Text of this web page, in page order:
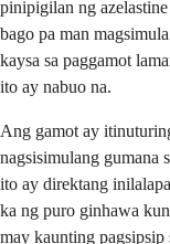
pinipigilan ng
bago pa man
kaysa sa paggamot
ito ay nabuo na.
Ang gamot ay
nagsisimulang gumana
ito ay direktang
ka ng puro ginhawa
may kaunting